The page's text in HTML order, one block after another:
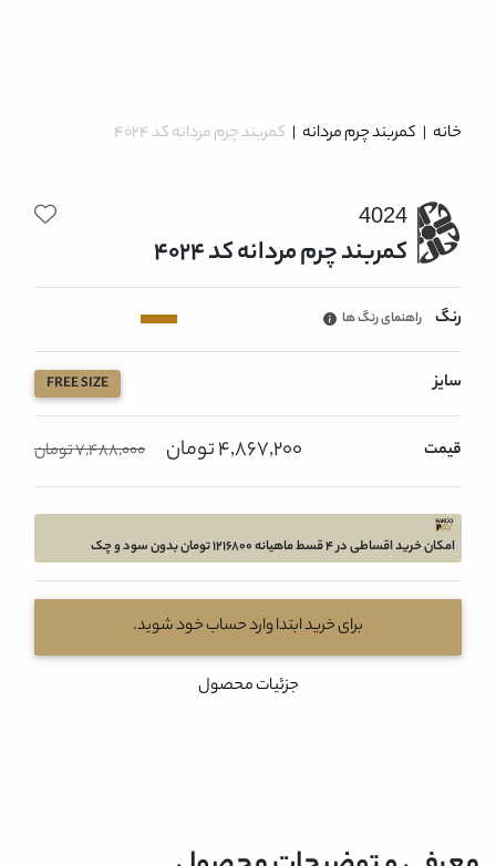
خانه | کمربند چرم مردانه| کمربند چرم مردانه کد 4024
4024
کمربند چرم مردانه کد 4024
رنگ راهنمای رنگ ها
سایز FREE SIZE
قیمت 4,867,200 تومان 7,488,000 تومان
امکان خرید اقساطی در 4 قسط ماهیانه 1216800 تومان بدون سود و چک
برای خرید ابتدا وارد حساب خود شوید.
جزئیات محصول